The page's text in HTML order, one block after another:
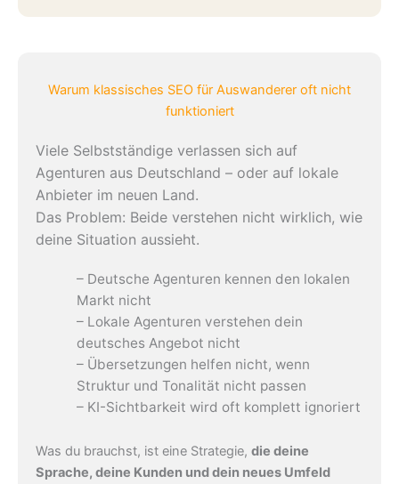
Warum klassisches SEO für Auswanderer oft nicht
funktioniert
Viele Selbstständige verlassen sich auf
Agenturen aus Deutschland – oder auf lokale
Anbieter im neuen Land.
Das Problem: Beide verstehen nicht wirklich, wie
deine Situation aussieht.
– Deutsche Agenturen kennen den lokalen
Markt nicht
– Lokale Agenturen verstehen dein
deutsches Angebot nicht
– Übersetzungen helfen nicht, wenn
Struktur und Tonalität nicht passen
– KI-Sichtbarkeit wird oft komplett ignoriert
Was du brauchst, ist eine Strategie, die deine
Sprache, deine Kunden und dein neues Umfeld